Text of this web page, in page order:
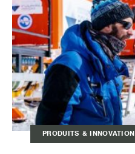
PRODUITS & INNOVATION